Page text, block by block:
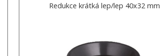
Redukce krátká lep/lep 40x32 mm